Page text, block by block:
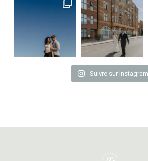
Suivre sur Instagram